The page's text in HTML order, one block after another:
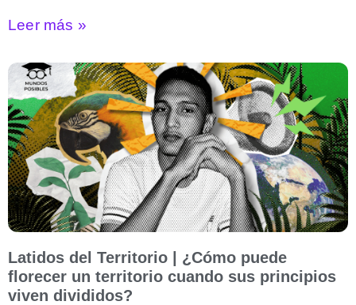
Leer más »
Latidos del Territorio | ¿Cómo puede
florecer un territorio cuando sus principios
viven divididos?